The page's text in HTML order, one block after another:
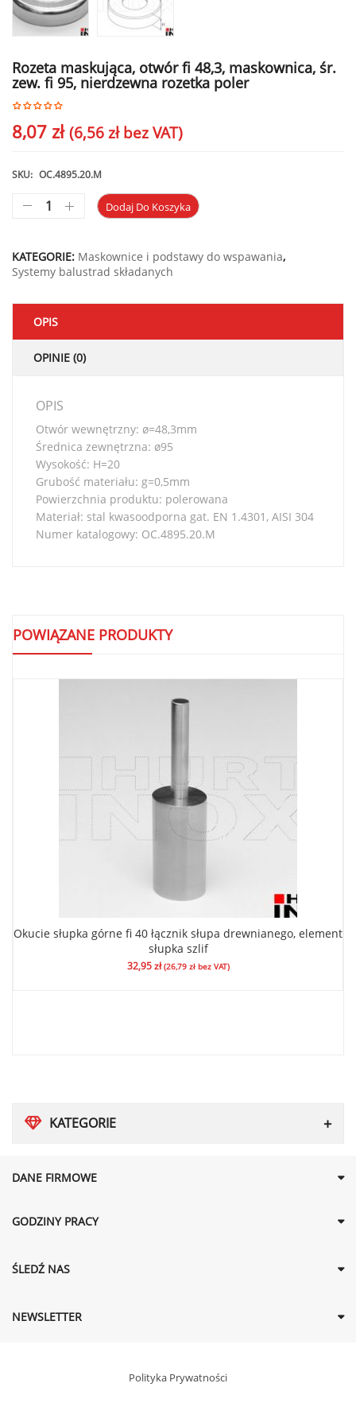
KATEGORIE
Rozeta maskująca, otwór fi 48,3, maskownica, śr.
zew. fi 95, nierdzewna rozetka poler
8,07 zł (6,56 złbez VAT)
SKU: OC.4895.20.M
Dodaj Do Koszyka
KATEGORIE: Maskownice i podstawy do wspawania,
Systemy balustrad składanych
OPIS
OPINIE (0)
OPIS
Otwór wewnętrzny: ø=48,3mm
Średnica zewnętrzna: ø95
Wysokość: H=20
Grubość materiału: g=0,5mm
Powierzchnia produktu: polerowana
Materiał: stal kwasoodporna gat. EN 1.4301, AISI 304
Numer katalogowy: OC.4895.20.M
POWIĄZANE PRODUKTY
Okucie słupka górne fi 40 łącznik słupa drewnianego, element
słupka szlif
32,95zł (26,79 złbez VAT)
DANE FIRMOWE
GODZINY PRACY
ŚLEDŹ NAS
NEWSLETTER
Polityka Prywatności